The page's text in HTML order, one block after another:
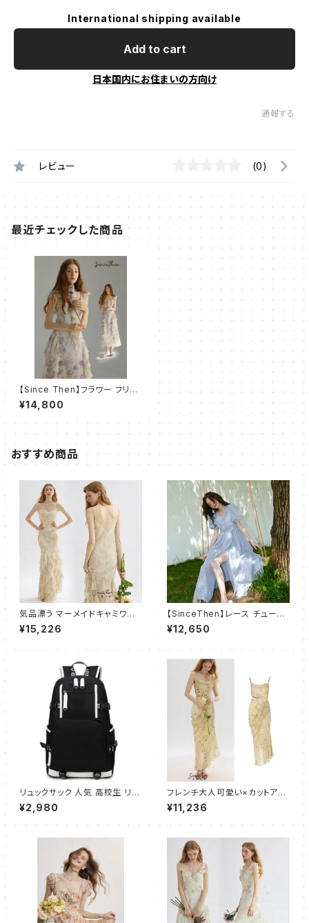
International shipping available
Add to cart
日本国内にお住まいの方向け
通報する
レビュー (0)
最近チェックした商品
【Since Then】フラワー フリル
シフォン ロングワンピース
¥14,800
おすすめ商品
気品漂う マーメイドキャミワン
ピース ロング
¥15,226
【SinceThen】レース チュール
ワンピース ドレス ロング
¥12,650
リュックサック 人気 高校生 リュ
ック レディース メンズ おしゃれ
ストライプ アウトドア スポーツ
かけ A4 サイズ バックパック P
¥2,980
フレンチ大人可愛い×カットアウ
ト×ギャザー キャミワンピース
¥11,236